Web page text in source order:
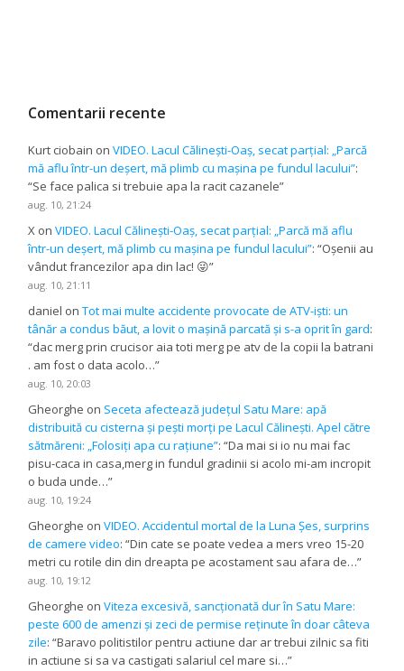
Comentarii recente
Kurt ciobain onVIDEO. Lacul Călinești-Oaș, secat parțial: „Parcă
mă aflu într-un deșert, mă plimb cu mașina pe fundul lacului”:
“Se face palica si trebuie apa la racit cazanele”
aug. 10, 21:24
X onVIDEO. Lacul Călinești-Oaș, secat parțial: „Parcă mă aflu
într-un deșert, mă plimb cu mașina pe fundul lacului”: “Oșenii au
vândut francezilor apa din lac! 😜”
aug. 10, 21:11
daniel onTot mai multe accidente provocate de ATV-iști: un
tânăr a condus băut, a lovit o mașină parcată și s-a oprit în gard:
“dac merg prin crucisor aia toti merg pe atv de la copii la batrani
. am fost o data acolo…”
aug. 10, 20:03
Gheorghe on Seceta afectează județul Satu Mare: apă
distribuită cu cisterna și pești morți pe Lacul Călinești. Apel către
sătmăreni: „Folosiți apa cu rațiune”: “Da mai si io nu mai fac
pisu-caca in casa,merg in fundul gradinii si acolo mi-am incropit
o buda unde…”
aug. 10, 19:24
Gheorghe onVIDEO. Accidentul mortal de la Luna Șes, surprins
de camere video: “Din cate se poate vedea a mers vreo 15-20
metri cu rotile din din dreapta pe acostament sau afara de…”
aug. 10, 19:12
Gheorghe onViteza excesivă, sancționată dur în Satu Mare:
peste 600 de amenzi și zeci de permise reținute în doar câteva
zile: “Baravo politistilor pentru actiune dar ar trebui zilnic sa fiti
in actiune si sa va castigati salariul cel mare si…”